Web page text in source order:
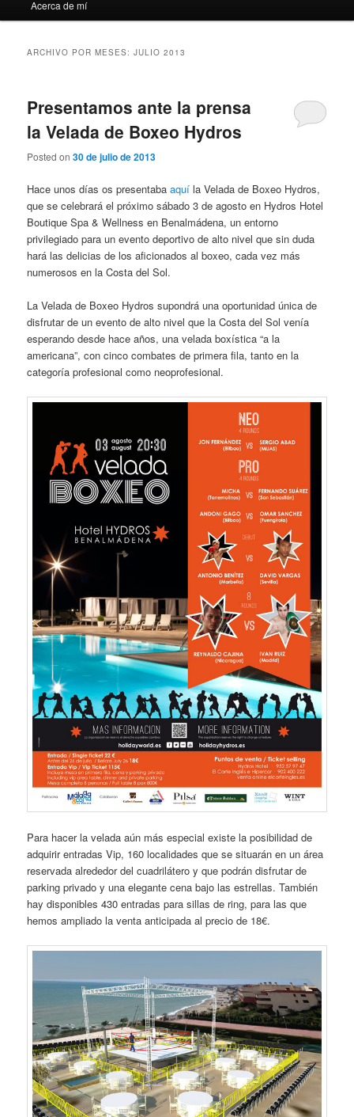
Acerca de mí
ARCHIVO POR MESES:JULIO 2013
Presentamos ante la prensa
la Velada de Boxeo Hydros
Posted on30 de julio de 2013
Hace unos días os presentabaaquí la Velada de Boxeo Hydros,
que se celebrará el próximo sábado 3 de agosto en Hydros Hotel
Boutique Spa & Wellness en Benalmádena, un entorno
privilegiado para un evento deportivo de alto nivel que sin duda
hará las delicias de los aficionados al boxeo, cada vez más
numerosos en la Costa del Sol.
La Velada de Boxeo Hydros supondrá una oportunidad única de
disfrutar de un evento de alto nivel que la Costa del Sol venía
esperando desde hace años, una velada boxística “a la
americana”, con cinco combates de primera fila, tanto en la
categoría profesional como neoprofesional.
Para hacer la velada aún más especial existe la posibilidad de
adquirir entradas Vip, 160 localidades que se situarán en un área
reservada alrededor del cuadrilátero y que podrán disfrutar de
parking privado y una elegante cena bajo las estrellas. También
hay disponibles 430 entradas para sillas de ring, para las que
hemos ampliado la venta anticipada al precio de 18€.